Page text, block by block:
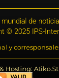
de
© 2025 IPS-
Hosting: